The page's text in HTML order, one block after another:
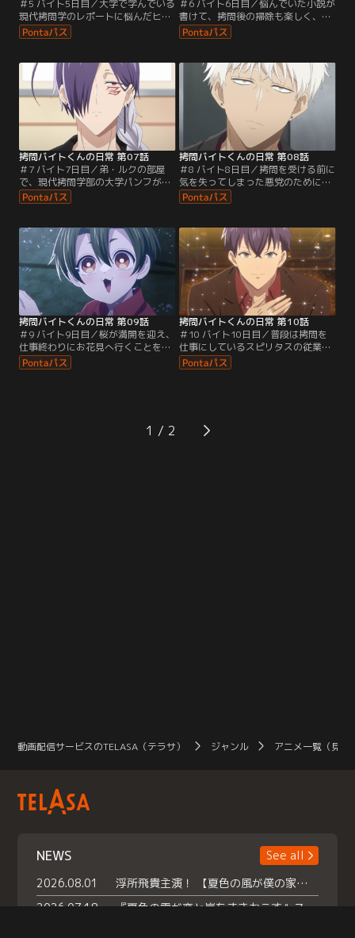
＃5 バイト5日目／大学で学んでいる
現代拷問学のレポートに悩んだヒュ
ーは、友人・ラスの助言でセロたち
に話を聞いてみることに。すると事
会」へと発展！？ また、ある日に
は、スピリタス社員＆バイト一同が
ビーチへ！ シウはヘラが何か企んで
いるのではないかと怪しむが……？
＃6 バイト6日目／悩んでいた小説が
書けて、拷問後の掃除も楽しく、ご
機嫌のミケ。そこへ、掃除屋のリー
シェがやってくる。防護服にガスマ
のことが気になるようで……。また
ある日、拷問の依頼と殺しの依頼の
ダブルブッキングが発生。やってき
た殺し屋のマニカは、セロの“元カ
ノ”だった。
拷問バイトくんの日常 第07話
＃7 バイト7日目／弟・ルクの部屋
で、現代拷問学部の大学パンフが目
に入り動揺するセロ。うまく話を切
り出すことができないまま、ルクと
偶然シウと出くわすのだった。また
ある日、シウはセロを連れて娘たち
が通う小学校の学習発表会へ行く。
シウはママさんたちに驚異の馴染み
ぶりで……。
拷問バイトくんの日常 第08話
＃8 バイト8日目／拷問を受ける前に
気を失ってしまった悪党のために、
医者のイズアが駆けつける。イズア
は、ついでにヘラとシウも診ていく
たミケは看護師のメリムの手当を受
ける。メリムはぬいぐるみのアムム
を介して話す女の子で……？
拷問バイトくんの日常 第09話
＃9 バイト9日目／桜が満開を迎え、
仕事終わりにお花見へ行くことを決
めた4人。だがそこへ、急ぎの案件
が入ってしまい……。またある日、
人に、フォンは「君たちには何か信
じられるものがある？」と問いかけ
拷問バイトくんの日常 第10話
＃10 バイト10日目／普段は拷問を
仕事にしているスピリタスの従業員
たち。しかし今宵だけは--王子様に
変身！？ヘラが懇意にしているホス
飲料を飲んだシウたちの見た目が幼
児化してしまって大パニック！
1
動画配信サービスのTELASA（テラサ） ジャンル アニメ一覧（見放
NEWS
See all
2026.08.01
浮所飛貴主演！ 【夏色の風が僕の家にやってきた】 本日よりテラサで独占配信スタート！
2026.07.18
『夏色の雲が恋と嵐をまきおこす』スペシャルメイキング 【Part1】2026年７月18日（土）23時30分～配信スタート！話題のシーンの裏側を大公開！豪華キャスト大集合！ 『武宮家 真夏の家族会議』開催！